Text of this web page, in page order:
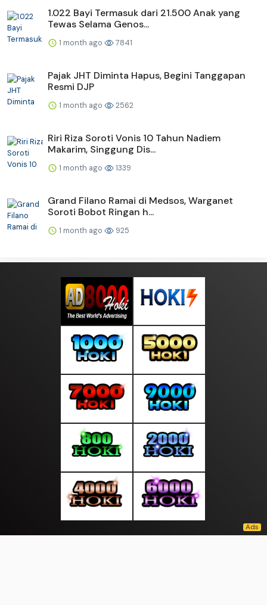
1.022 Bayi Termasuk dari 21.500 Anak yang
Tewas Selama Genos...
1 month ago 7841
Pajak JHT Diminta Hapus, Begini Tanggapan
Resmi DJP
1 month ago 2562
Riri Riza Soroti Vonis 10 Tahun Nadiem
Makarim, Singgung Dis...
1 month ago 1339
Grand Filano Ramai di Medsos, Warganet
Soroti Bobot Ringan h...
1 month ago 925